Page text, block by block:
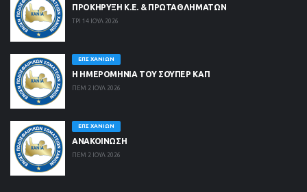
ΠΡΟΚΗΡΥΞΗ Κ.Ε. & ΠΡΩΤΑΘΛΗΜΑΤΩΝ
ΤΡΙ 14 ΙΟΥΛ 2026
ΕΠΣ ΧΑΝΊΩΝ
Η ΗΜΕΡΟΜΗΝΙΑ ΤΟΥ ΣΟΥΠΕΡ ΚΑΠ
ΠΕΜ 2 ΙΟΥΛ 2026
ΕΠΣ ΧΑΝΊΩΝ
ΑΝΑΚΟΙΝΩΣΗ
ΠΕΜ 2 ΙΟΥΛ 2026